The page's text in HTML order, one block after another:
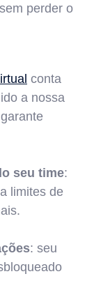
perder o
conta
a nossa
seu time:
limites de
: seu